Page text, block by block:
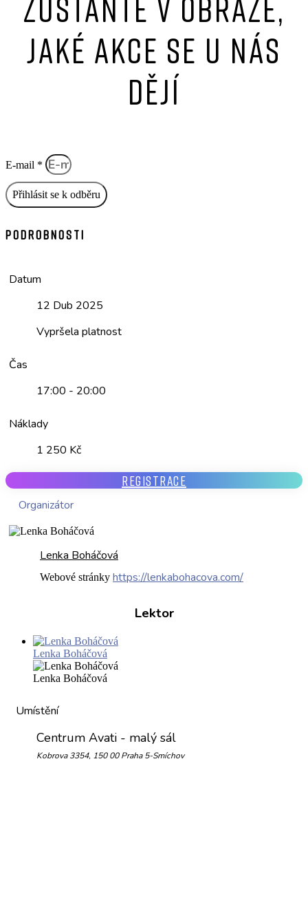
Zůstaňte v obraze,
jaké akce se u nás
dějí
E-mail *
Přihlásit se k odběru
Podrobnosti
Datum
12 Dub 2025
Vypršela platnost
Čas
17:00 - 20:00
Náklady
1 250 Kč
REGISTRACE
Organizátor
Lenka Boháčová
Webové stránky https://lenkabohacova.com/
Lektor
Lenka Boháčová
Lenka Boháčová
Umístění
Centrum Avati - malý sál
Kobrova 3354, 150 00 Praha 5-Smíchov